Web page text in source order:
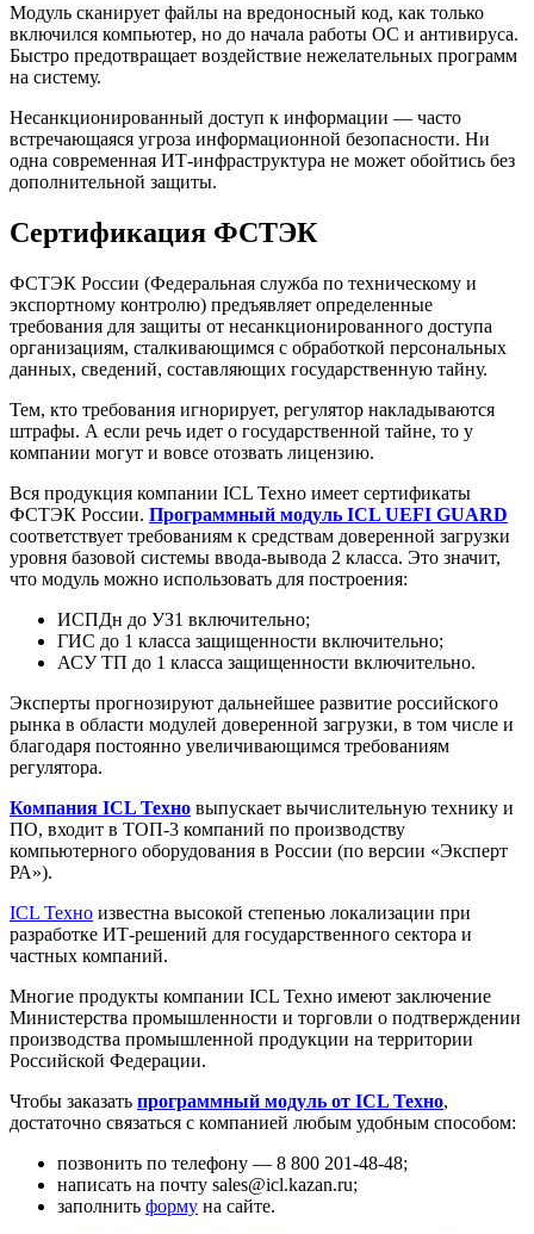
Модуль сканирует файлы на вредоносный код, как только
включился компьютер, но до начала работы ОС и антивируса.
Быстро предотвращает воздействие нежелательных программ
на систему.
Несанкционированный доступ к информации — часто
встречающаяся угроза информационной безопасности. Ни
одна современная ИТ-инфраструктура не может обойтись без
дополнительной защиты.
Сертификация ФСТЭК
ФСТЭК России (Федеральная служба по техническому и
экспортному контролю) предъявляет определенные
требования для защиты от несанкционированного доступа
организациям, сталкивающимся с обработкой персональных
данных, сведений, составляющих государственную тайну.
Тем, кто требования игнорирует, регулятор накладываются
штрафы. А если речь идет о государственной тайне, то у
компании могут и вовсе отозвать лицензию.
Вся продукция компании ICL Техно имеет сертификаты
ФСТЭК России. Программный модуль ICL UEFI GUARD
соответствует требованиям к средствам доверенной загрузки
уровня базовой системы ввода-вывода 2 класса. Это значит,
что модуль можно использовать для построения:
ИСПДн до УЗ1 включительно;
ГИС до 1 класса защищенности включительно;
АСУ ТП до 1 класса защищенности включительно.
Эксперты прогнозируют дальнейшее развитие российского
рынка в области модулей доверенной загрузки, в том числе и
благодаря постоянно увеличивающимся требованиям
регулятора.
Компания ICL Техно выпускает вычислительную технику и
ПО, входит в ТОП-3 компаний по производству
компьютерного оборудования в России (по версии «Эксперт
РА»).
ICL Техно известна высокой степенью локализации при
разработке ИТ-решений для государственного сектора и
частных компаний.
Многие продукты компании ICL Техно имеют заключение
Министерства промышленности и торговли о подтверждении
производства промышленной продукции на территории
Российской Федерации.
Чтобы заказать программный модуль от ICL Техно,
достаточно связаться с компанией любым удобным способом:
позвонить по телефону — 8 800 201-48-48;
написать на почту sales@icl.kazan.ru;
заполнить форму на сайте.